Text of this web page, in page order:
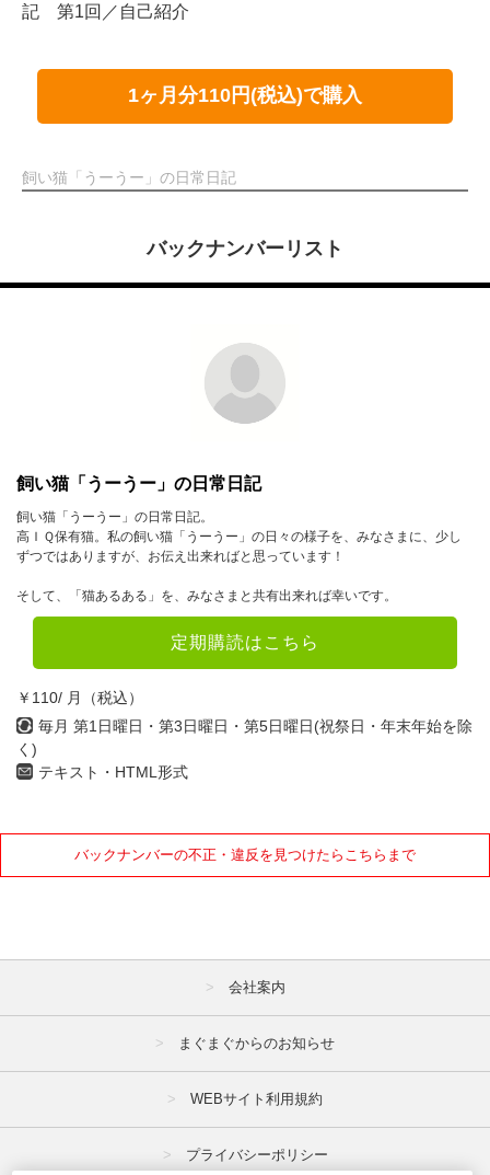
記 第1回／自己紹介
1ヶ月分110円(税込)で購入
飼い猫「うーうー」の日常日記
バックナンバーリスト
飼い猫「うーうー」の日常日記
飼い猫「うーうー」の日常日記。
高ＩＱ保有猫。私の飼い猫「うーうー」の日々の様子を、みなさまに、少し
ずつではありますが、お伝え出来ればと思っています！
そして、「猫あるある」を、みなさまと共有出来れば幸いです。
定期購読はこちら
￥110/ 月（税込）
毎月 第1日曜日・第3日曜日・第5日曜日(祝祭日・年末年始を除
く)
テキスト・HTML形式
バックナンバーの不正・違反を見つけたらこちらまで
会社案内
まぐまぐからのお知らせ
WEBサイト利用規約
プライバシーポリシー